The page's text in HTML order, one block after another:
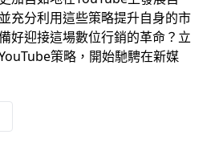
充分利用這些策略提升自身的市
好迎接這場數位行銷的革命？立
策略，開始馳騁在新媒